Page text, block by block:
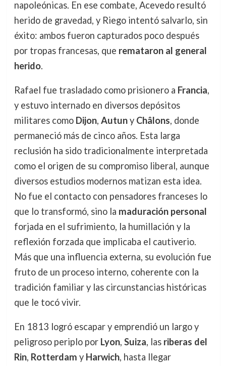
napoleónicas. En ese combate, Acevedo resultó
herido de gravedad, y Riego intentó salvarlo, sin
éxito: ambos fueron capturados poco después
por tropas francesas, que remataron al general
herido.
Rafael fue trasladado como prisionero a Francia,
y estuvo internado en diversos depósitos
militares como Dijon, Autuny Châlons, donde
permaneció más de cinco años. Esta larga
reclusión ha sido tradicionalmente interpretada
como el origen de su compromiso liberal, aunque
diversos estudios modernos matizan esta idea.
No fue el contacto con pensadores franceses lo
que lo transformó, sino la maduración personal
forjada en el sufrimiento, la humillación y la
reflexión forzada que implicaba el cautiverio.
Más que una influencia externa, su evolución fue
fruto de un proceso interno, coherente con la
tradición familiar y las circunstancias históricas
que le tocó vivir.
En 1813 logró escapar y emprendió un largo y
peligroso periplo por Lyon, Suiza, las riberas del
Rin, Rotterdam y Harwich, hasta llegar